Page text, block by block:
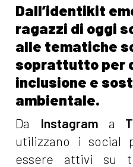
Dall’identikit
ragazzi di oggi
alle tematiche
soprattutto per
inclusione e
ambientale.
Da Instagram a
utilizzano i social
essere attivi su